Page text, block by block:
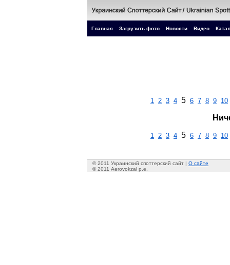
Главная Загрузить фото Новости Видео
1 2 3 4 5 6 7 8 9 10
1 2 3 4 5 6 7 8 9 10
© 2011 Украинский споттерский сайт | О сайте
© 2011 Aerovokzal p.e.